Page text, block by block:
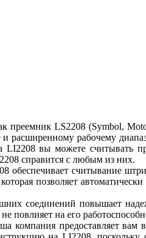
LS2208 (Symbol,
расширенному рабочему
вы можете считывать
справится с любым из них.
обеспечивает считывание
позволяет
соединений повышает
повлияет на его
компания предоставляет вам